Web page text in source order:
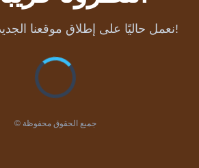
نعمل حاليًا على إطلاق موقعنا الجديد، تابعونا قريبًا!
© جميع الحقوق محفوظة